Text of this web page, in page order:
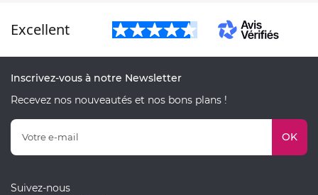
Excellent
Inscrivez-vous à notre Newsletter
Recevez nos nouveautés et nos bons plans !
OK
Suivez-nous